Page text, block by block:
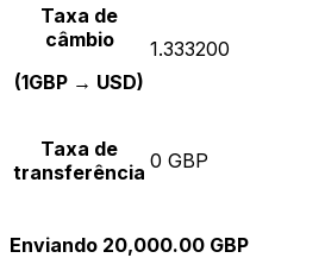
Taxa de
câmbio
(1GBP → USD)
1.333200
Taxa de
transferência 0 GBP
Enviando 20,000.00 GBP